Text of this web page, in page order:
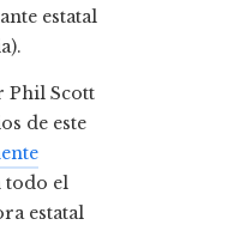
estatal
Phil Scott
de este
todo el
estatal